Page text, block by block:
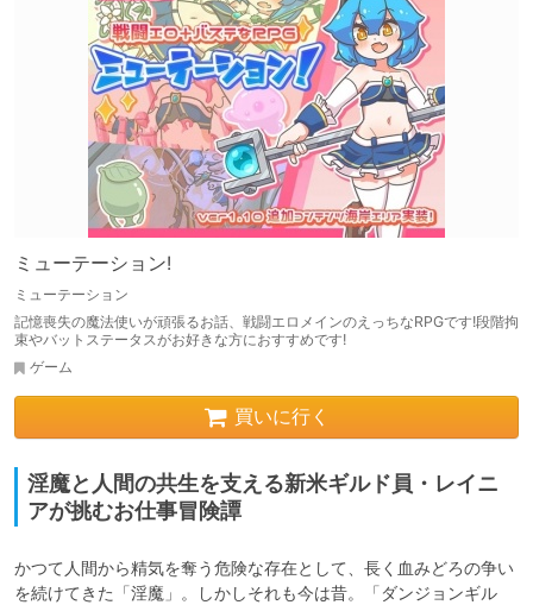
ミューテーション!
ミューテーション
記憶喪失の魔法使いが頑張るお話、戦闘エロメインのえっちなRPGです!段階拘
束やバットステータスがお好きな方におすすめです!
ゲーム
買いに行く
淫魔と人間の共生を支える新米ギルド員・レイニ
アが挑むお仕事冒険譚
かつて人間から精気を奪う危険な存在として、長く血みどろの争い
を続けてきた「淫魔」。しかしそれも今は昔。「ダンジョンギル